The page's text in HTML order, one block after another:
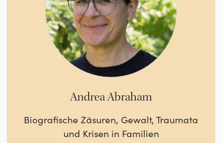
Andrea Abraham
Biografische Zäsuren, Gewalt, Traumata
und Krisen in Familien